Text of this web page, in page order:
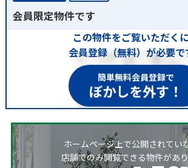
会員限定物件です
この物件をご覧いただく
会員登録（無料）が必要で
簡単無料会員登録で
ぼかしを外す！
ホームページ上で公開されてい
店舗でのみ閲覧できる物件があ